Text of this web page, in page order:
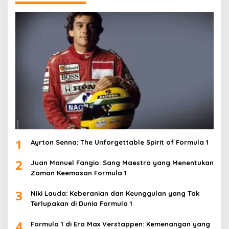
1 Ayrton Senna: The Unforgettable Spirit of Formula 1
2
Juan Manuel Fangio: Sang Maestro yang Menentukan
Zaman Keemasan Formula 1
3
Niki Lauda: Keberanian dan Keunggulan yang Tak
Terlupakan di Dunia Formula 1
Formula 1 di Era Max Verstappen: Kemenangan yang